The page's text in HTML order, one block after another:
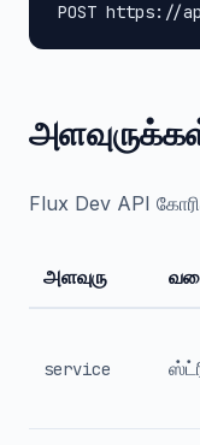
POST https://
Flux Dev API
அளவுரு
service